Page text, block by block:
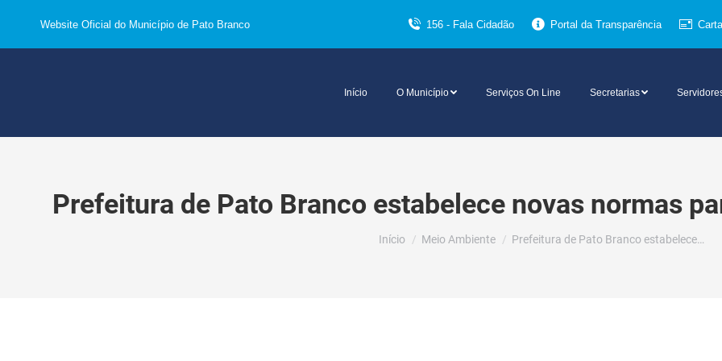
Website Oficial do Município de Pato Branco 156 - Fala Cidadão Portal da Transparência
Início O Município Serviços On Line Secretarias
Prefeitura de Pato Branco estabelece novas normas
Você está aqui:
Início Meio Ambiente Prefeitura de Pato Branco estabelece…